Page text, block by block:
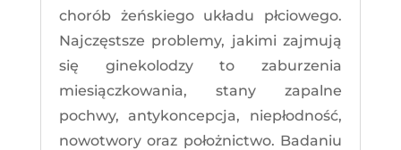
chorób żeńskiego układu płciowego.
Najczęstsze problemy, jakimi zajmują
się ginekolodzy to zaburzenia
miesiączkowania, stany zapalne
pochwy, antykoncepcja, niepłodność,
nowotwory oraz położnictwo. Badaniu